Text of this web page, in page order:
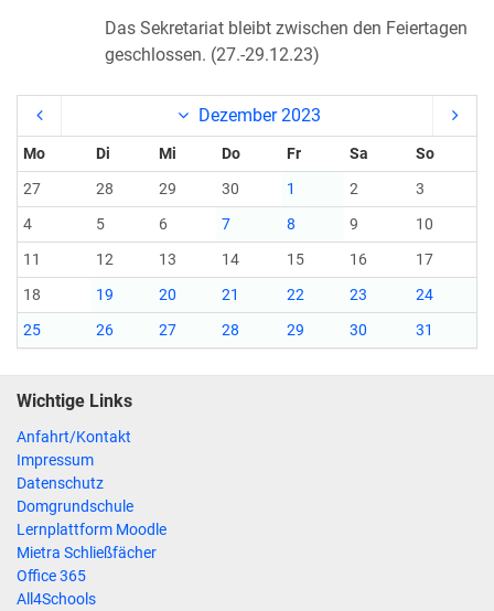
Das Sekretariat bleibt zwischen den Feiertagen
geschlossen. (27.-29.12.23)
Dezember 2023
Mo Di Mi Do Fr Sa
So
27
28 29 30 1 2
3
4
5 6 7 8 9
10
11
12 13 14 15 16
17
18
19 20 21 22 23
24
25
26 27 28 29 30 31
Wichtige Links
Anfahrt/Kontakt
Impressum
Datenschutz
Domgrundschule
Lernplattform Moodle
Mietra Schließfächer
Office 365
All4Schools